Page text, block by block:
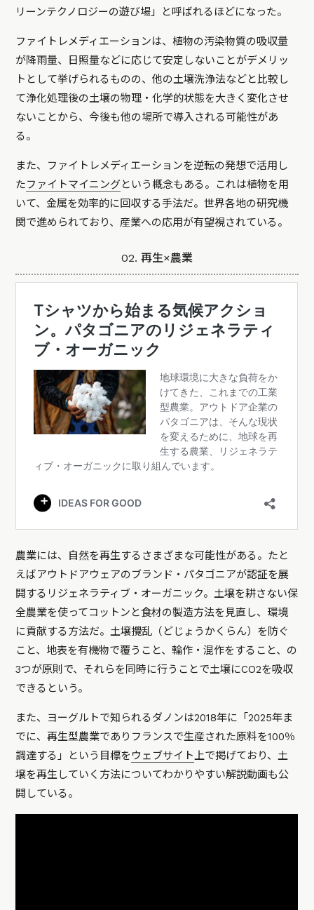
リーンテクノロジーの遊び場」と呼ばれるほどになった。
ファイトレメディエーションは、植物の汚染物質の吸収量
が降雨量、日照量などに応じて安定しないことがデメリッ
トとして挙げられるものの、他の土壌洗浄法などと比較し
て浄化処理後の土壌の物理・化学的状態を大きく変化させ
ないことから、今後も他の場所で導入される可能性があ
る。
また、ファイトレメディエーションを逆転の発想で活用し
たファイトマイニングという概念もある。これは植物を用
いて、金属を効率的に回収する手法だ。世界各地の研究機
関で進められており、産業への応用が有望視されている。
02. 再生×農業
農業には、自然を再生するさまざまな可能性がある。たと
えばアウトドアウェアのブランド・パタゴニアが認証を展
開するリジェネラティブ・オーガニック。土壌を耕さない保
全農業を使ってコットンと食材の製造方法を見直し、環境
に貢献する方法だ。土壌攪乱（どじょうかくらん）を防ぐ
こと、地表を有機物で覆うこと、輪作・混作をすること、の
3つが原則で、それらを同時に行うことで土壌にCO2を吸収
できるという。
また、ヨーグルトで知られるダノンは2018年に「2025年ま
でに、再生型農業でありフランスで生産された原料を100％
調達する」という目標を ウェブサイト 上で掲げており、土
壌を再生していく方法についてわかりやすい解説動画も公
開している。